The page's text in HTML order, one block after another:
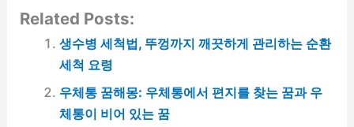
Related Posts:
생수병 세척법, 뚜껑까지 깨끗하게 관리하는 순환
세척 요령
우체통 꿈해몽: 우체통에서 편지를 찾는 꿈과 우
체통이 비어 있는 꿈